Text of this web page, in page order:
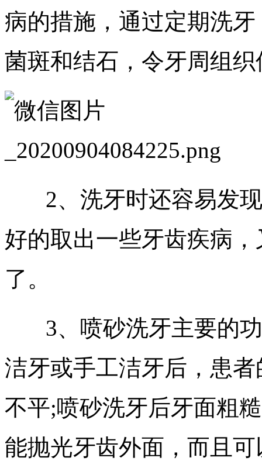
病的措施，通过定期洗
菌斑和结石，令牙周组
2、洗牙时还容易发现
好的取出一些牙齿疾病
了。
3、喷砂洗牙主要的功
洁牙或手工洁牙后，患
不平;喷砂洗牙后牙面粗
能抛光牙齿外面，而且